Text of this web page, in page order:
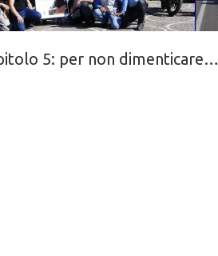
5: per non dimenticare…